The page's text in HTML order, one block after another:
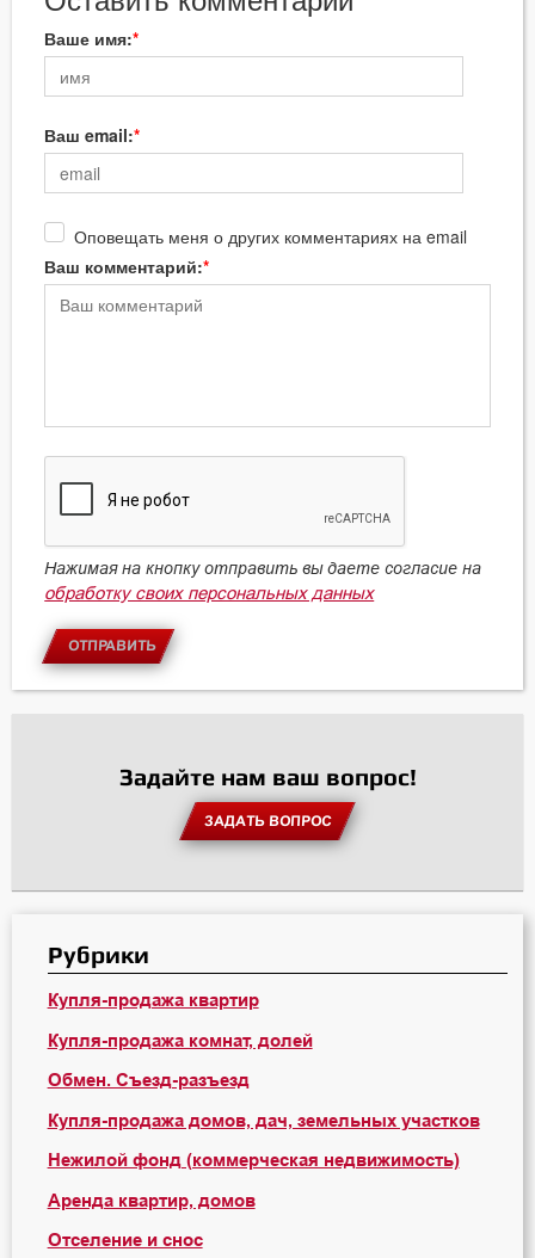
Ваше имя:
Ваш email:
Оповещать меня о других комментариях на email
Ваш комментарий:
Нажимая на кнопку отправить вы даете согласие на
обработку своих персональных данных
ОТПРАВИТЬ
Задайте нам ваш вопрос!
ЗАДАТЬ ВОПРОС
Рубрики
Купля-продажа квартир
Купля-продажа комнат, долей
Обмен. Съезд-разъезд
Купля-продажа домов, дач, земельных участков
Нежилой фонд (коммерческая недвижимость)
Аренда квартир, домов
Отселение и снос